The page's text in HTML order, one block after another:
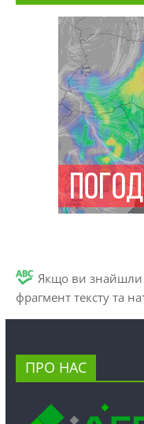
Якщо ви знайшли
фрагмент тексту та
ПРО НАС